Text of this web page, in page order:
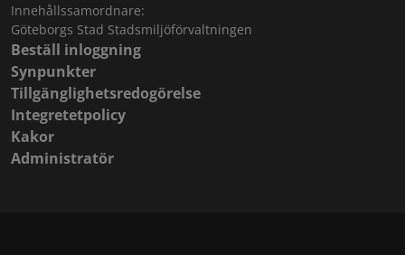
Innehållssamordnare:
Göteborgs Stad Stadsmiljöförvaltningen
Beställ inloggning
Synpunkter
Tillgänglighetsredogörelse
Integretetpolicy
Kakor
Administratör